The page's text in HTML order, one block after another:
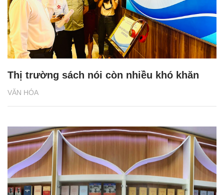
VĂN HÓA
Thị trường sách nói còn nhiều khó khăn